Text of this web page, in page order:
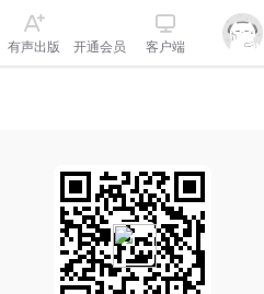
有声出版 开通会员 客户端